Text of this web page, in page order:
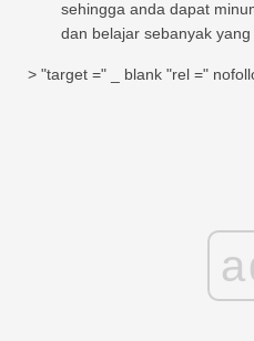
sehingga anda dapat
dan belajar sebanyak yang
> "target =" _ blank "rel ="